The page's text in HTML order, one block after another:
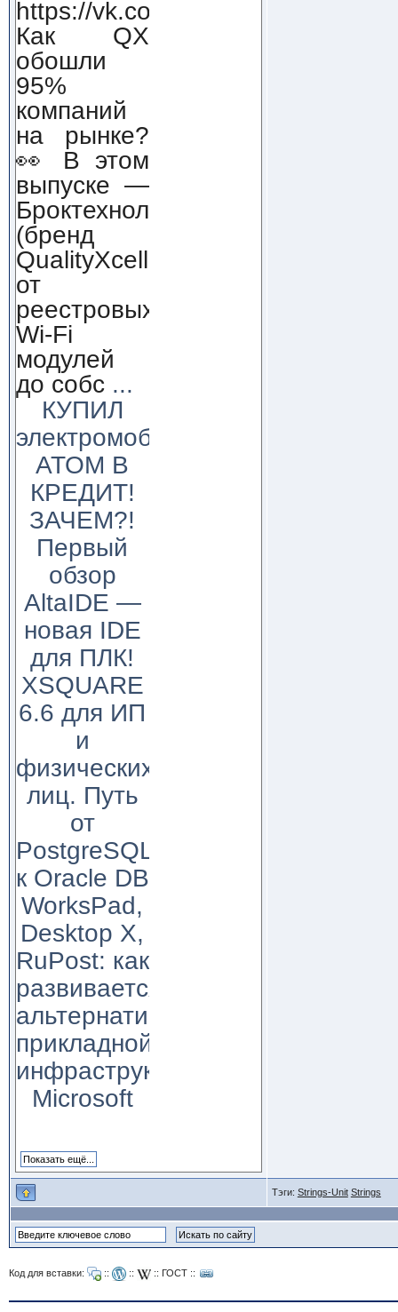
https://vk.com/qualityxcellenc
Как QX
обошли
95%
компаний
на рынке?
👀 В этом
выпуске —
Броктехнолоджи
(бренд
QualityXcellence):
от
реестровых
Wi-Fi
модулей
до собс ...
КУПИЛ
электромобиль
АТОМ В
КРЕДИТ!
ЗАЧЕМ?!
Первый
обзор
AltaIDE —
новая IDE
для ПЛК!
XSQUARE
6.6 для ИП
и
физических
лиц. Путь
от
PostgreSQL
к Oracle DB
WorksPad,
Desktop X,
RuPost: как
развивается
альтернатива
прикладной
инфраструктуре
Microsoft
Тэги: Strings-Unit Strings
Код для вставки: :: :: :: ГОСТ::